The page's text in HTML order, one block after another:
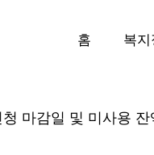
홈 복
마감일 및 미사용